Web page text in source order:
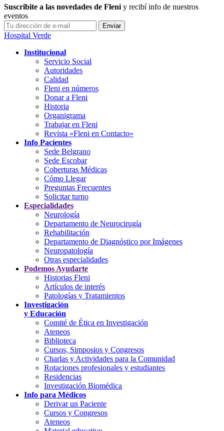
Suscribite a las novedades de Fleni y recibí info de nuestros
eventos
Hospital Verde
Institucional
Servicio Social
Autoridades
Calidad
Fleni en números
Donar a Fleni
Historia
Organigrama
Trabajar en Fleni
Revista «Fleni en Contacto»
Info Pacientes
Sede Belgrano
Sede Escobar
Coberturas Médicas
Cómo Llegar
Preguntas Frecuentes
Solicitar turno
Especialidades
Neurología
Departamento de Neurocirugía
Rehabilitación
Departamento de Diagnóstico por Imágenes
Neuropatología
Otras especialidades
Podemos Ayudarte
Historias Fleni
Artículos de interés
Patologías y Tratamientos
Investigación
y Educación
Comité de Ética en Investigación
Ateneos
Biblioteca
Cursos, Simposios y Congresos
Charlas y Actividades para la Comunidad
Rotaciones profesionales y estudiantes
Residencias
Investigación Biomédica
Info para Médicos
Derivar un Paciente
Cursos y Congresos
Ateneos